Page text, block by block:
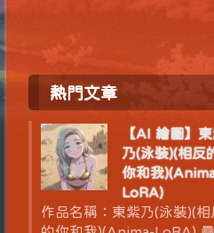
熱門文章
【AI 繪圖】
乃(泳裝)(相反
你和我
LoRA)
作品名稱：東紫乃(泳裝)(相